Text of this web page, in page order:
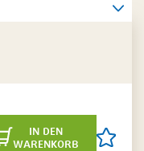
in den
warenkorb
Artikel